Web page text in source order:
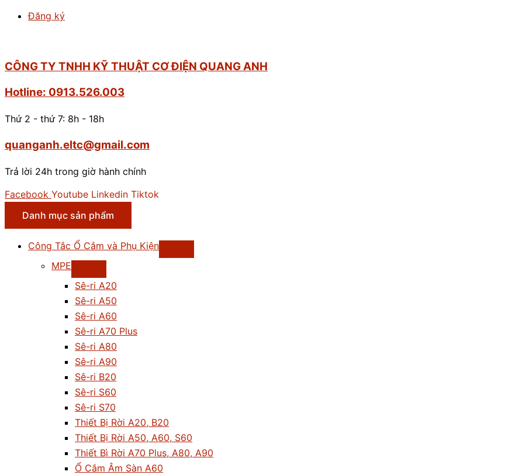
Đăng ký
CÔNG TY TNHH KỸ THUẬT CƠ ĐIỆN QUANG ANH
Hotline: 0913.526.003
Thứ 2 - thứ 7: 8h - 18h
quanganh.eltc@gmail.com
Trả lời 24h trong giờ hành chính
Facebook Youtube Linkedin Tiktok
Danh mục sản phẩm
Công Tắc Ổ Cắm và Phụ Kiện
MPE
Sê-ri A20
Sê-ri A50
Sê-ri A60
Sê-ri A70 Plus
Sê-ri A80
Sê-ri A90
Sê-ri B20
Sê-ri S60
Sê-ri S70
Thiết Bị Rời A20, B20
Thiết Bị Rời A50, A60, S60
Thiết Bì Rời A70 Plus, A80, A90
Ổ Cắm Âm Sàn A60